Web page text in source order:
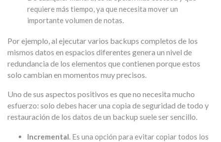
requiere más tiempo, ya que necesita mover un
importante volumen de notas.
Por ejemplo, al ejecutar varios backups completos de los
mismos datos en espacios diferentes genera un nivel de
redundancia de los elementos que contienen porque estos
solo cambian en momentos muy precisos.
Uno de sus aspectos positivos es que no necesita mucho
esfuerzo: solo debes hacer una copia de seguridad de todo y
restauración de los datos de un backup suele ser sencillo.
Incremental. Es una opción para evitar copiar todos los